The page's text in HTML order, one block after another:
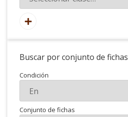
Buscar por conjunto de fichas
Condición
Conjunto de fichas